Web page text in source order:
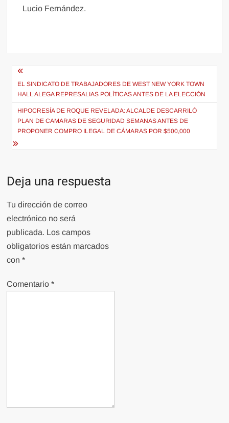
Lucio Fernández.
Navegación
de
entradas
EL SINDICATO DE TRABAJADORES DE WEST NEW YORK TOWN
HALL ALEGA REPRESALIAS POLÍTICAS ANTES DE LA ELECCIÓN
HIPOCRESÍA DE ROQUE REVELADA: ALCALDE DESCARRILÓ
PLAN DE CAMARAS DE SEGURIDAD SEMANAS ANTES DE
PROPONER COMPRO ILEGAL DE CÁMARAS POR $500,000
Deja una respuesta
Tu dirección de correo
electrónico no será
publicada. Los campos
obligatorios están marcados
con*
Comentario*